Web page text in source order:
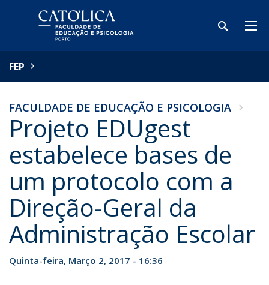
FEP
FACULDADE DE EDUCAÇÃO E PSICOLOGIA
Projeto EDUgest
estabelece bases de
um protocolo com a
Direção-Geral da
Administração Escolar
Quinta-feira, Março 2, 2017 - 16:36